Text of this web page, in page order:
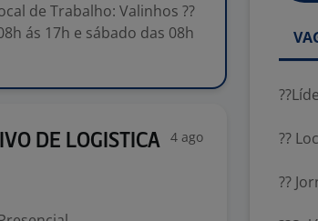
de Trabalho: Valinhos ??
ás 17h e sábado das 08h
DE LOGISTICA 4 ago ??
??